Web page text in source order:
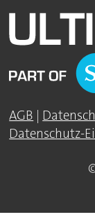
AGB
Datenschutz-